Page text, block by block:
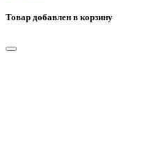
Товар добавлен в корзину